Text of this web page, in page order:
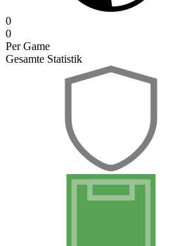
0
0
Per Game
Gesamte Statistik